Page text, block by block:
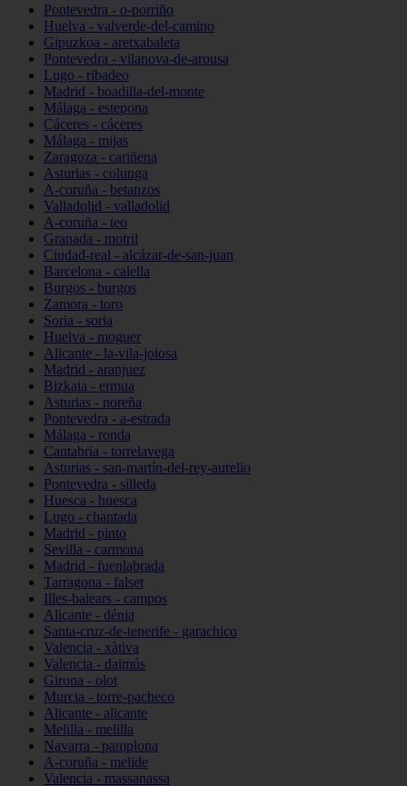
Pontevedra - o-porriño
Huelva - valverde-del-camino
Gipuzkoa - aretxabaleta
Pontevedra - vilanova-de-arousa
Lugo - ribadeo
Madrid - boadilla-del-monte
Málaga - estepona
Cáceres - cáceres
Málaga - mijas
Zaragoza - cariñena
Asturias - colunga
A-coruña - betanzos
Valladolid - valladolid
A-coruña - teo
Granada - motril
Ciudad-real - alcázar-de-san-juan
Barcelona - calella
Burgos - burgos
Zamora - toro
Soria - soria
Huelva - moguer
Alicante - la-vila-joiosa
Madrid - aranjuez
Bizkaia - ermua
Asturias - noreña
Pontevedra - a-estrada
Málaga - ronda
Cantabria - torrelavega
Asturias - san-martín-del-rey-aurelio
Pontevedra - silleda
Huesca - huesca
Lugo - chantada
Madrid - pinto
Sevilla - carmona
Madrid - fuenlabrada
Tarragona - falset
Illes-balears - campos
Alicante - dénia
Santa-cruz-de-tenerife - garachico
Valencia - xàtiva
Valencia - daimús
Girona - olot
Murcia - torre-pacheco
Alicante - alicante
Melilla - melilla
Navarra - pamplona
A-coruña - melide
Valencia - massanassa